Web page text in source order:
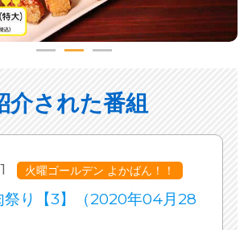
介された番組
火曜ゴールデン よかばん！！
祭り【3】（2020年04月28